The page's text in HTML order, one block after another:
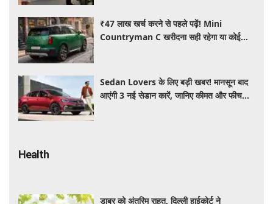
₹47 लाख खर्च करने से पहले पढ़ें! Mini
Countryman C खरीदना सही रहेगा या कोई
Sedan Lovers के लिए बड़ी खबर! मानसून बाद
आएंगी 3 नई सेडान कारें, जानिए कीमत और फीचर्स
Health
डाबर को अंतरिम राहत, दिल्ली हाईकोर्ट ने